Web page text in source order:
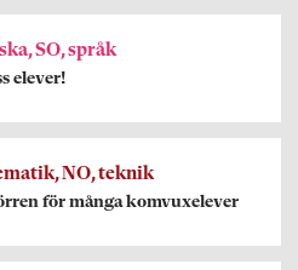
SO, språk
elever!
NO, teknik
för många komvuxelever